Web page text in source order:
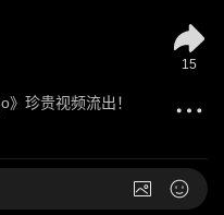
珍贵视频流出！
15